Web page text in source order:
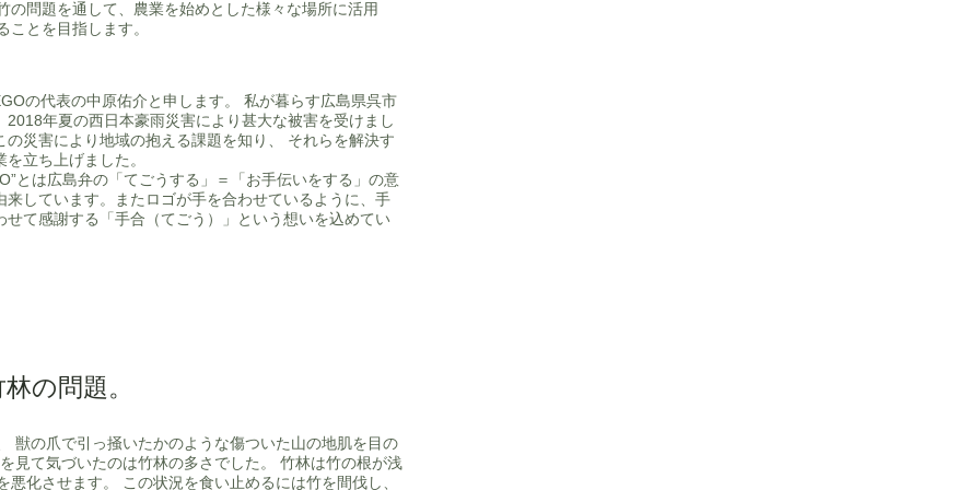
の問題を通して、農業を始めとした様々な場所に活用
ことを目指します。
の代表の中原佑介と申します。 私が暮らす広島県呉市
2018年夏の西日本豪雨災害により甚大な被害を受けまし
の災害により地域の抱える課題を知り、 それらを解決す
を立ち上げました。
とは広島弁の「てごうする」＝「お手伝いをする」の意
来しています。またロゴが手を合わせているように、手
せて感謝する「手合（てごう）」という想いを込めてい
の問題。
獣の爪で引っ掻いたかのような傷ついた山の地肌を目の
見て気づいたのは竹林の多さでした。 竹林は竹の根が浅
化させます。 この状況を食い止めるには竹を間伐し、